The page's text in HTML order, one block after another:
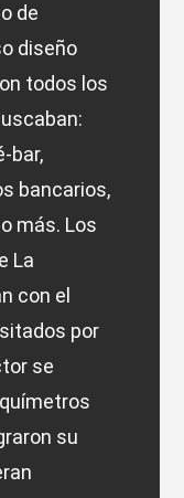
de
diseño
todos los
bar,
bancarios,
más. Los
La
con el
por
se
su